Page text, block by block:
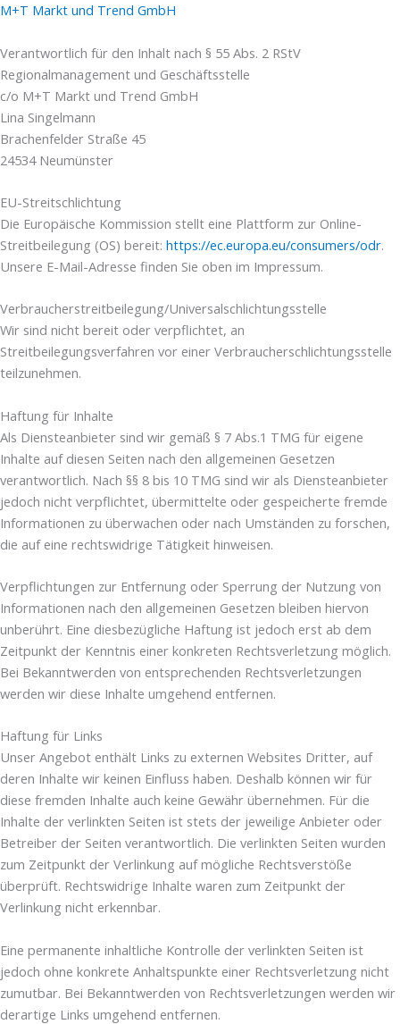
M+T Markt und Trend GmbH
Verantwortlich für den Inhalt nach § 55 Abs. 2 RStV
Regionalmanagement und Geschäftsstelle
c/o M+T Markt und Trend GmbH
Lina Singelmann
Brachenfelder Straße 45
24534 Neumünster
EU-Streitschlichtung
Die Europäische Kommission stellt eine Plattform zur Online-
Streitbeilegung (OS) bereit: https://ec.europa.eu/consumers/odr.
Unsere E-Mail-Adresse finden Sie oben im Impressum.
Verbraucherstreitbeilegung/Universalschlichtungsstelle
Wir sind nicht bereit oder verpflichtet, an
Streitbeilegungsverfahren vor einer Verbraucherschlichtungsstelle
teilzunehmen.
Haftung für Inhalte
Als Diensteanbieter sind wir gemäß § 7 Abs.1 TMG für eigene
Inhalte auf diesen Seiten nach den allgemeinen Gesetzen
verantwortlich. Nach §§ 8 bis 10 TMG sind wir als Diensteanbieter
jedoch nicht verpflichtet, übermittelte oder gespeicherte fremde
Informationen zu überwachen oder nach Umständen zu forschen,
die auf eine rechtswidrige Tätigkeit hinweisen.
Verpflichtungen zur Entfernung oder Sperrung der Nutzung von
Informationen nach den allgemeinen Gesetzen bleiben hiervon
unberührt. Eine diesbezügliche Haftung ist jedoch erst ab dem
Zeitpunkt der Kenntnis einer konkreten Rechtsverletzung möglich.
Bei Bekanntwerden von entsprechenden Rechtsverletzungen
werden wir diese Inhalte umgehend entfernen.
Haftung für Links
Unser Angebot enthält Links zu externen Websites Dritter, auf
deren Inhalte wir keinen Einfluss haben. Deshalb können wir für
diese fremden Inhalte auch keine Gewähr übernehmen. Für die
Inhalte der verlinkten Seiten ist stets der jeweilige Anbieter oder
Betreiber der Seiten verantwortlich. Die verlinkten Seiten wurden
zum Zeitpunkt der Verlinkung auf mögliche Rechtsverstöße
überprüft. Rechtswidrige Inhalte waren zum Zeitpunkt der
Verlinkung nicht erkennbar.
Eine permanente inhaltliche Kontrolle der verlinkten Seiten ist
jedoch ohne konkrete Anhaltspunkte einer Rechtsverletzung nicht
zumutbar. Bei Bekanntwerden von Rechtsverletzungen werden wir
derartige Links umgehend entfernen.